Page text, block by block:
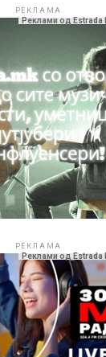
РЕКЛАМА
Реклами од Estrada
РЕКЛАМА
Реклами од Estrada